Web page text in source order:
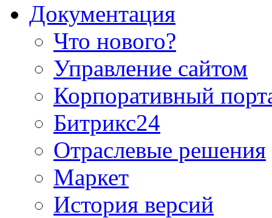
Документация
Что нового?
Управление сайтом
Корпоративный
Битрикс24
Отраслевые решения
Маркет
История версий